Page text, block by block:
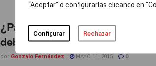
“Aceptar” o configurarlas clicando en
Configurar Rechazar
¿Pagar o no pagar a los
deberías saber
por Gonzalo Fernández MAYO 11, 2015 0